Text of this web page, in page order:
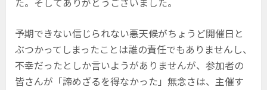
予期できない信じられない悪天候がちょうど開催日と
ぶつかってしまったことは誰の責任でもありませんし、
不幸だったとしか言いようがありませんが、参加者の
皆さんが「諦めざるを得なかった」無念さは、主催す